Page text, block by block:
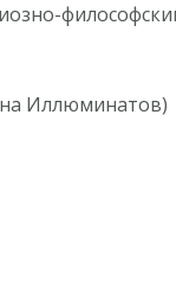
Иллюминатов)